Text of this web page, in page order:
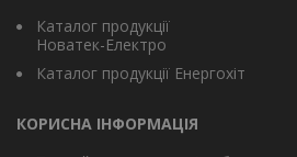
Каталог продукції
Новатек-Електро
Каталог продукції Енергохіт
КОРИСНА ІНФОРМАЦІЯ